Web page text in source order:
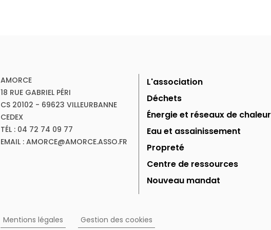
AMORCE
18 RUE GABRIEL PÉRI
CS 20102 - 69623 VILLEURBANNE
CEDEX
TÉL : 04 72 74 09 77
EMAIL : AMORCE@AMORCE.ASSO.FR
L'association
Déchets
Énergie et réseaux de chaleur
Eau et assainissement
Propreté
Centre de ressources
Nouveau mandat
Mentions légales Gestion des cookies